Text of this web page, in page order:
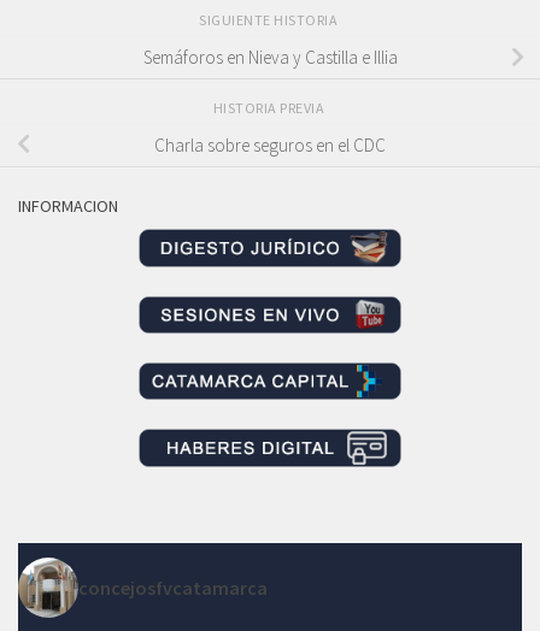
SIGUIENTE HISTORIA
Semáforos en Nieva y Castilla e Illia
HISTORIA PREVIA
Charla sobre seguros en el CDC
INFORMACION
concejosfvcatamarca